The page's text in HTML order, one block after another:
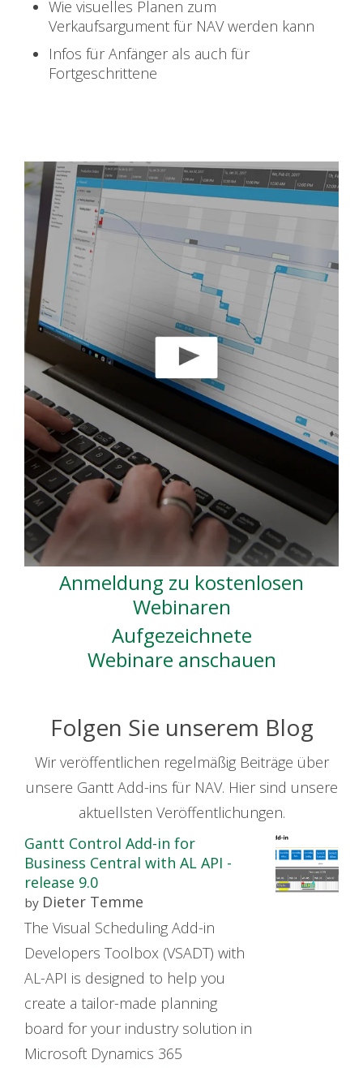
Wie visuelles Planen zum
Verkaufsargument für NAV werden kann
Infos für Anfänger als auch für
Fortgeschrittene
Anmeldung zu kostenlosen
Webinaren
Aufgezeichnete
Webinare anschauen
Folgen Sie unserem Blog
Wir veröffentlichen regelmäßig Beiträge über
unsere Gantt Add-ins für NAV. Hier sind unsere
aktuellsten Veröffentlichungen.
Gantt Control Add-in for
Business Central with AL API -
release 9.0
by Dieter Temme
The Visual Scheduling Add-in
Developers Toolbox (VSADT) with
AL-API is designed to help you
create a tailor-made planning
board for your industry solution in
Microsoft Dynamics 365